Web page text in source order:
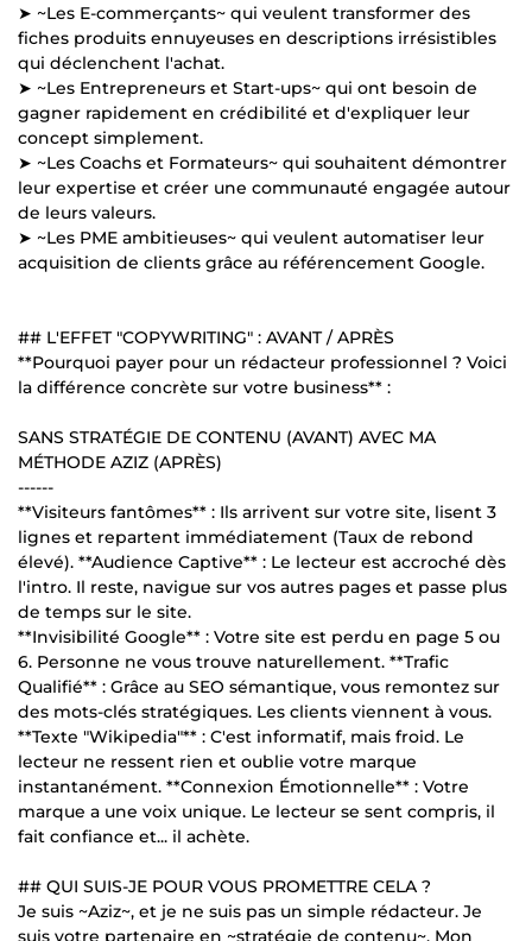
➤ ~Les E-commerçants~ qui veulent transformer des
fiches produits ennuyeuses en descriptions irrésistibles
qui déclenchent l'achat.
➤ ~Les Entrepreneurs et Start-ups~ qui ont besoin de
gagner rapidement en crédibilité et d'expliquer leur
concept simplement.
➤ ~Les Coachs et Formateurs~ qui souhaitent démontrer
leur expertise et créer une communauté engagée autour
de leurs valeurs.
➤ ~Les PME ambitieuses~ qui veulent automatiser leur
acquisition de clients grâce au référencement Google.
## L'EFFET "COPYWRITING" : AVANT / APRÈS
**Pourquoi payer pour un rédacteur professionnel ? Voici
la différence concrète sur votre business** :
SANS STRATÉGIE DE CONTENU (AVANT) AVEC MA
MÉTHODE AZIZ (APRÈS)
------
**Visiteurs fantômes** : Ils arrivent sur votre site, lisent 3
lignes et repartent immédiatement (Taux de rebond
élevé). **Audience Captive** : Le lecteur est accroché dès
l'intro. Il reste, navigue sur vos autres pages et passe plus
de temps sur le site.
**Invisibilité Google** : Votre site est perdu en page 5 ou
6. Personne ne vous trouve naturellement. **Trafic
Qualifié** : Grâce au SEO sémantique, vous remontez sur
des mots-clés stratégiques. Les clients viennent à vous.
**Texte "Wikipedia"** : C'est informatif, mais froid. Le
lecteur ne ressent rien et oublie votre marque
instantanément. **Connexion Émotionnelle** : Votre
marque a une voix unique. Le lecteur se sent compris, il
fait confiance et... il achète.
## QUI SUIS-JE POUR VOUS PROMETTRE CELA ?
Je suis ~Aziz~, et je ne suis pas un simple rédacteur. Je
suis votre partenaire en ~stratégie de contenu~. Mon